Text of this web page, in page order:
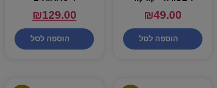
₪49.00
הוספה לסל
₪129.00
הוספה לסל